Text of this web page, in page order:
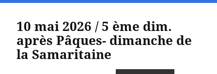
10 mai 2026 / 5 ème dim.
après Pâques- dimanche de
la Samaritaine